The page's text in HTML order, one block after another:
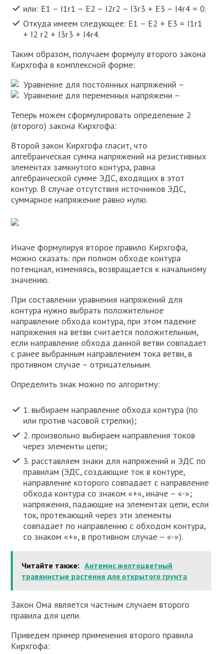
или: E1 – I1r1 – E2 – I2r2 – I3r3 + E3 – I4r4 = 0.
Откуда имеем следующее: E1 – E2 + E3 = I1r1
+ I2 r2 + I3r3 + I4r4.
Таким образом, получаем формулу второго закона
Кирхгофа в комплексной форме:
Уравнение для постоянных напряжений –
Уравнение для переменных напряжени –
Теперь можем сформулировать определение 2
(второго) закона Кирхгофа:
Второй закон Кирхгофа гласит, что
алгебраическая сумма напряжений на резистивных
элементах замкнутого контура, равна
алгебраической сумме ЭДС, входящих в этот
контур. В случае отсутствия источников ЭДС,
суммарное напряжение равно нулю.
Иначе формулируя второе правило Кирхгофа,
можно сказать: при полном обходе контура
потенциал, изменяясь, возвращается к начальному
значению.
При составлении уравнения напряжений для
контура нужно выбрать положительное
направление обхода контура, при этом падение
напряжения на ветви считается положительным,
если направление обхода данной ветви совпадает
с ранее выбранным направлением тока ветви, в
противном случае – отрицательным.
Определить знак можно по алгоритму:
1. выбираем направление обхода контура (по
или против часовой стрелки);
2. произвольно выбираем направления токов
через элементы цепи;
3. расставляем знаки для напряжений и ЭДС по
правилам (ЭДС, создающие ток в контуре,
направление которого совпадает с направление
обхода контура со знаком «+», иначе – «-»;
напряжения, падающие на элементах цепи, если
ток, протекающий через эти элементы
совпадает по направлению с обходом контура,
со знаком «+», в противном случае – «-»).
Читайте также: Антемис желтоцветный
травянистые растения для открытого грунта
Закон Ома является частным случаем второго
правила для цепи.
Приведем пример применения второго правила
Кирхгофа: